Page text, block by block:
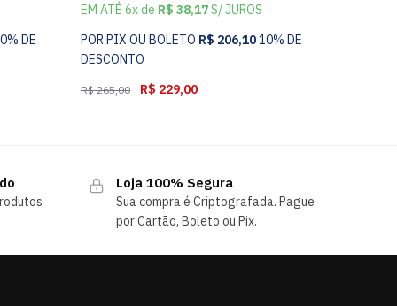
DE
EM ATÉ 6x de R$ 38,17S/ JUROS
POR PIX OU BOLETO R$ 206,1010% DE
DESCONTO
R$265,00 R$ 229,00
Loja 100% Segura
Sua compra é Criptografada. Pague
por Cartão, Boleto ou Pix.